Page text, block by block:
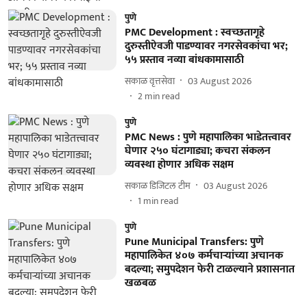
पुणे
PMC Development : स्वच्छतागृहे
दुरुस्तीऐवजी पाडण्यावर नगरसेवकांचा भर;
५५ प्रस्ताव नव्या बांधकामासाठी
सकाळ वृत्तसेवा
03 August 2026
2min read
पुणे
PMC News : पुणे महापालिका भाडेतत्त्वावर
घेणार २५० घंटागाड्या; कचरा संकलन
व्यवस्था होणार अधिक सक्षम
सकाळ डिजिटल टीम
03 August 2026
1 min read
पुणे
Pune Municipal Transfers: पुणे
महापालिकेत ४०७ कर्मचाऱ्यांच्या अचानक
बदल्या; समुपदेशन फेरी टाळल्याने प्रशासनात
खळबळ